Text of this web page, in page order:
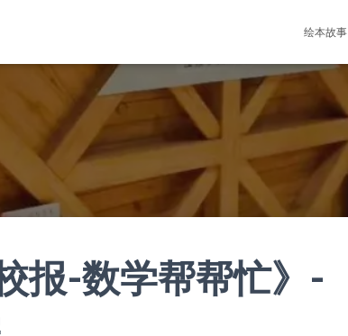
绘本故事
报-数学帮帮忙》-